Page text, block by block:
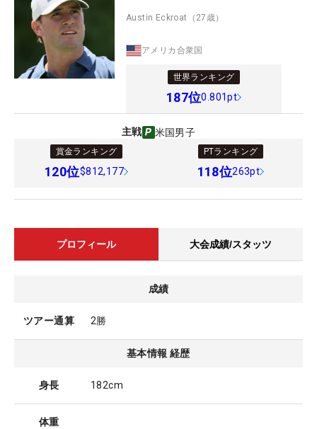
Austin Eckroat （27歳）
アメリカ合衆国
世界ランキング
187位0.801pt
主戦 米国男子
賞金ランキング
120位$812,177
PTランキング
118位263pt
プロフィール 大会成績/スタッツ
成績
ツアー通算 2勝
基本情報 経歴
身長 182cm
体重